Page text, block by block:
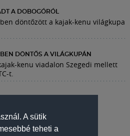
A sütik
teheti a
A DOBOGÓRÓL
döntőzött a kajak-kenu világkupa
DÖNTŐS A VILÁGKUPÁN
kenu viadalon Szegedi mellett
t.